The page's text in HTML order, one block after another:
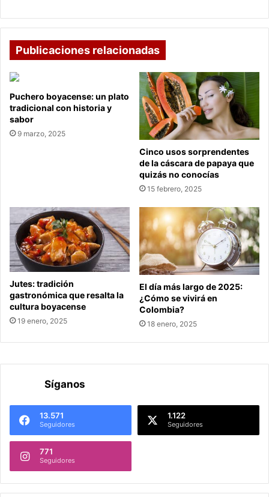
Publicaciones relacionadas
Puchero boyacense: un plato
tradicional con historia y
sabor
9 marzo, 2025
Cinco usos sorprendentes
de la cáscara de papaya que
quizás no conocías
15 febrero, 2025
Jutes: tradición
gastronómica que resalta la
cultura boyacense
19 enero, 2025
El día más largo de 2025:
¿Cómo se vivirá en
Colombia?
18 enero, 2025
Síganos
13.571
Seguidores
1.122
Seguidores
771
Seguidores